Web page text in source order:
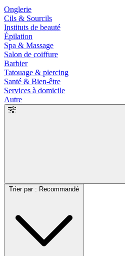
Onglerie
Cils & Sourcils
Instituts de beauté
Épilation
Spa & Massage
Salon de coiffure
Barbier
Tatouage & piercing
Santé & Bien-être
Services à domicile
Autre